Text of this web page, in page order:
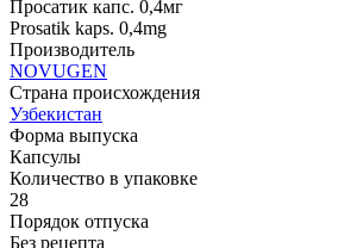
Просатик капс. 0,4мг
Prosatik kaps. 0,4mg
Производитель
NOVUGEN
Страна происхождения
Узбекистан
Форма выпуска
Капсулы
Количество в упаковке
28
Порядок отпуска
Без рецепта